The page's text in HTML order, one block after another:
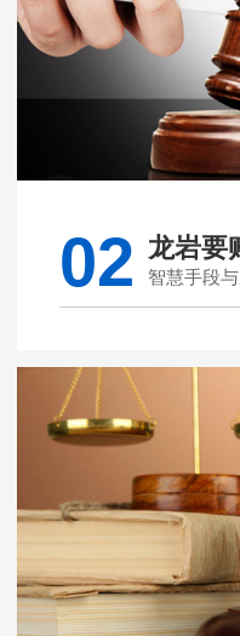
02 龙岩要
智慧手段